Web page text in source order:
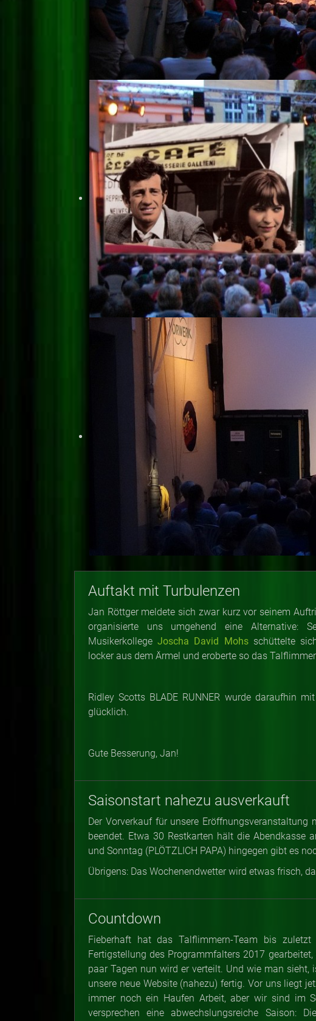
Auftakt mit Turbulenzen
Jan Röttger meldete sich zwar kurz vor seinem
organisierte uns umgehend eine Alternative:
MusikerkollegeJoscha David Mohsschüttelte
locker aus dem Ärmel und eroberte so das
Ridley Scotts BLADE RUNNER wurde daraufhin
glücklich.
Gute Besserung, Jan!
Saisonstart nahezu ausverkauft
Der Vorverkauf für unsere
beendet. Etwa 30 Restkarten hält die Abendkasse
und Sonntag (PLÖTZLICH PAPA) hingegen gibt es
Übrigens: Das Wochenendwetter wird etwas frisch,
Countdown
Fieberhaft hat das Talflimmern-Team bis
Fertigstellung des Programmfalters 2017 gearbeitet,
paar Tagen nun wird er verteilt. Und wie man sieht,
unsere neue Website (nahezu) fertig. Vor uns liegt
immer noch ein Haufen Arbeit, aber wir sind im
versprechen eine abwechslungsreiche Saison: